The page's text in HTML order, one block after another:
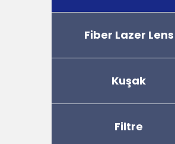
Fiber Lazer Lens
Kuşak
Filtre